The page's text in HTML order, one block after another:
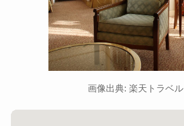
画像出典: 楽天トラベル